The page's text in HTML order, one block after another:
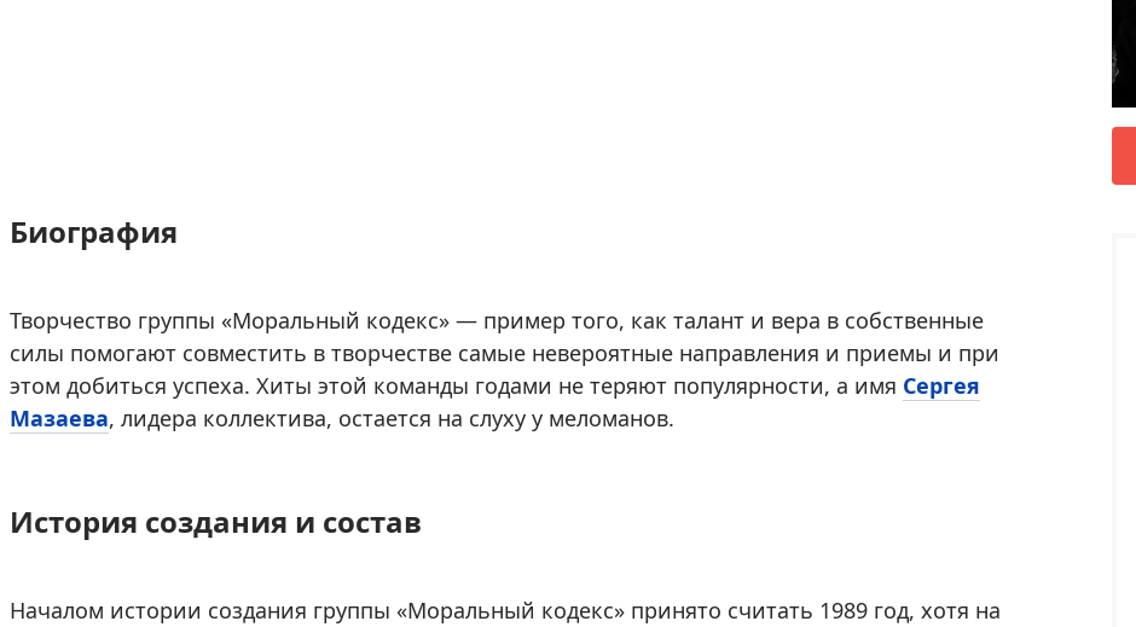
Биография
Творчество группы «Моральный кодекс» — пример того, как талант и вера в собственные
силы помогают совместить в творчестве самые невероятные направления и приемы и при
этом добиться успеха. Хиты этой команды годами не теряют популярности, а имя Сергея
Мазаева, лидера коллектива, остается на слуху у меломанов.
История создания и состав
Началом истории создания группы «Моральный кодекс» принято считать 1989 год, хотя на